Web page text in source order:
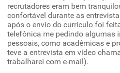
recrutadores eram bem
confortável durante as
após o envio do currículo foi
telefônica me pedindo algumas
pessoais, como acadêmicas e
teve a entrevista em vídeo
trabalharei com e-mail).